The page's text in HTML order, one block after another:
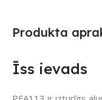
Produkta
Īss ievads